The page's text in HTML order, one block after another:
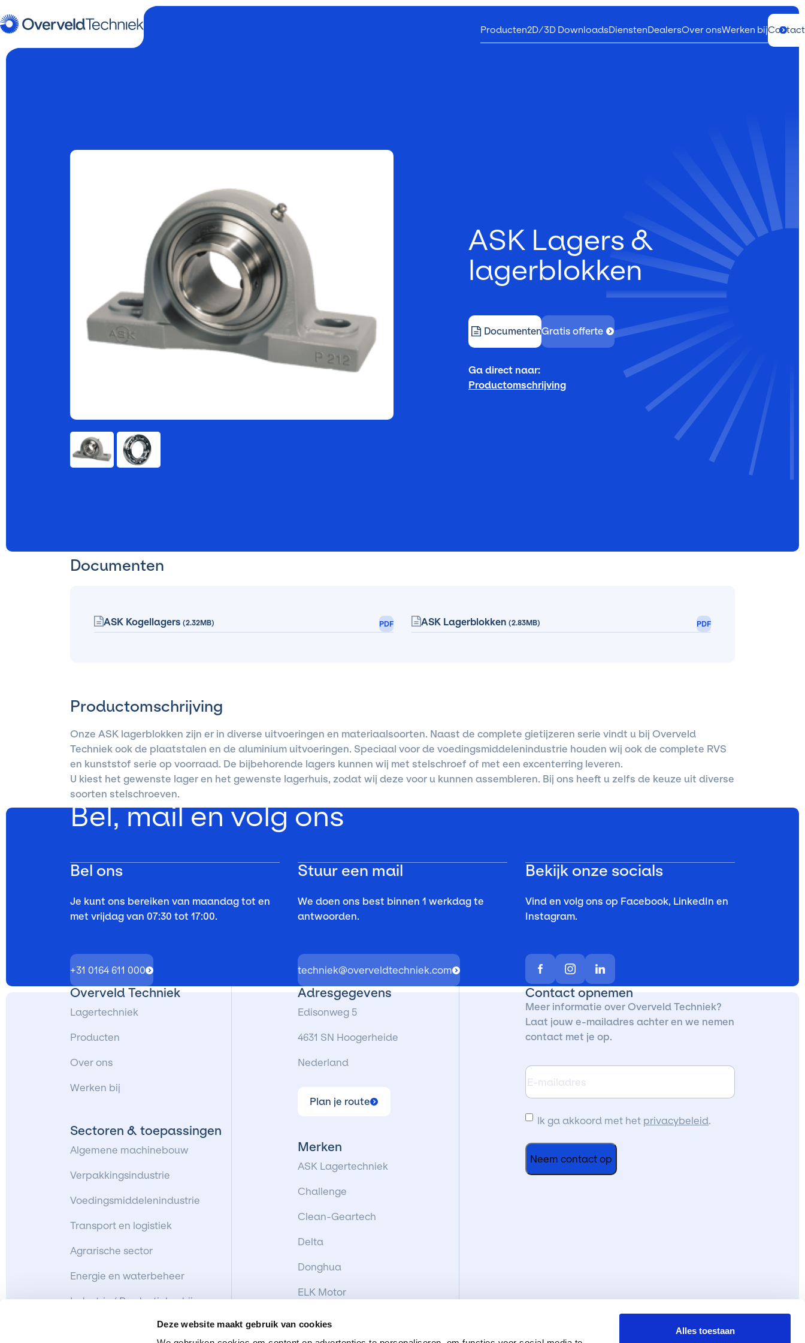
Deze website maakt gebruik van cookies
Alles toestaan
Producten2D/3D DownloadsDienstenDealersOver onsWerken bijContact
ASK Lagers &
lagerblokken
DocumentenGratis offerte
Ga direct naar:
Productomschrijving
Documenten
ASK Kogellagers (2.32MB) PDF ASK Lagerblokken (2.83MB) PDF
Productomschrijving
Onze ASK lagerblokken zijn er in diverse uitvoeringen en materiaalsoorten. Naast de complete gietijzeren serie vindt u bij Overveld
Techniek ook de plaatstalen en de aluminium uitvoeringen. Speciaal voor de voedingsmiddelenindustrie houden wij ook de complete RVS
en kunststof serie op voorraad. De bijbehorende lagers kunnen wij met stelschroef of met een excenterring leveren.
U kiest het gewenste lager en het gewenste lagerhuis, zodat wij deze voor u kunnen assembleren. Bij ons heeft u zelfs de keuze uit diverse
soorten stelschroeven.
Bel, mail en volg ons
Bel ons
Je kunt ons bereiken van maandag tot en
met vrijdag van 07:30 tot 17:00.
+31 0164 611 000
Stuur een mail
We doen ons best binnen 1 werkdag te
antwoorden.
techniek@overveldtechniek.com
Bekijk onze socials
Vind en volg ons op Facebook, LinkedIn en
Instagram.
Overveld Techniek
Lagertechniek
Producten
Over ons
Werken bij
Sectoren & toepassingen
Algemene machinebouw
Verpakkingsindustrie
Voedingsmiddelenindustrie
Transport en logistiek
Agrarische sector
Energie en waterbeheer
Industrie/ Productiebedrijven
Zeevaart en maritieme sector
Adresgegevens
Edisonweg 5
4631 SN Hoogerheide
Nederland
Plan je route
Merken
ASK Lagertechniek
Challenge
Clean-Geartech
Delta
Donghua
ELK Motor
Contact opnemen
Meer informatie over Overveld Techniek?
Laat jouw e-mailadres achter en we nemen
contact met je op.
E-
mailadres
Ik
ga
akkoord
Ik ga akkoord met het privacybeleid.